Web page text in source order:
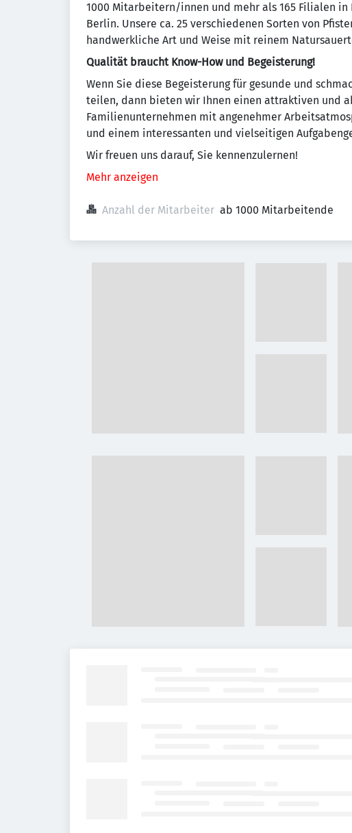
1000 Mitarbeitern/innen und mehr als 165 Filialen in
Berlin. Unsere ca. 25 verschiedenen Sorten von
handwerkliche Art und Weise mit reinem
Qualität braucht Know-How und Begeisterung!
Wenn Sie diese Begeisterung für gesunde und
teilen, dann bieten wir Ihnen einen attraktiven und
Familienunternehmen mit angenehmer
und einem interessanten und vielseitigen
Wir freuen uns darauf, Sie kennenzulernen!
Mehr anzeigen
Anzahl der Mitarbeiter ab 1000 Mitarbeitende